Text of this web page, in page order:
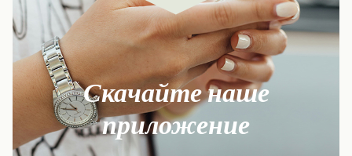
Скачайте наше
приложение